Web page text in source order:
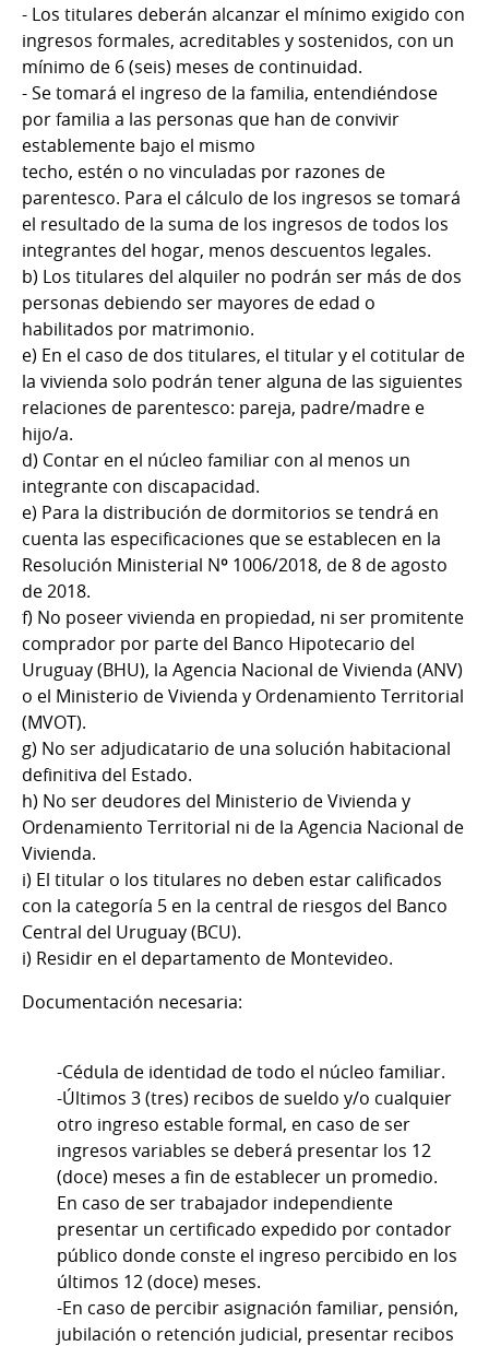
- Los titulares deberán alcanzar el mínimo exigido con
ingresos formales, acreditables y sostenidos, con un
mínimo de 6 (seis) meses de continuidad.
- Se tomará el ingreso de la familia, entendiéndose
por familia a las personas que han de convivir
establemente bajo el mismo
techo, estén o no vinculadas por razones de
parentesco. Para el cálculo de los ingresos se tomará
el resultado de la suma de los ingresos de todos los
integrantes del hogar, menos descuentos legales.
b) Los titulares del alquiler no podrán ser más de dos
personas debiendo ser mayores de edad o
habilitados por matrimonio.
e) En el caso de dos titulares, el titular y el cotitular de
la vivienda solo podrán tener alguna de las siguientes
relaciones de parentesco: pareja, padre/madre e
hijo/a.
d) Contar en el núcleo familiar con al menos un
integrante con discapacidad.
e) Para la distribución de dormitorios se tendrá en
cuenta las especificaciones que se establecen en la
Resolución Ministerial Nº 1006/2018, de 8 de agosto
de 2018.
f) No poseer vivienda en propiedad, ni ser promitente
comprador por parte del Banco Hipotecario del
Uruguay (BHU), la Agencia Nacional de Vivienda (ANV)
o el Ministerio de Vivienda y Ordenamiento Territorial
(MVOT).
g) No ser adjudicatario de una solución habitacional
definitiva del Estado.
h) No ser deudores del Ministerio de Vivienda y
Ordenamiento Territorial ni de la Agencia Nacional de
Vivienda.
i) El titular o los titulares no deben estar calificados
con la categoría 5 en la central de riesgos del Banco
Central del Uruguay (BCU).
i) Residir en el departamento de Montevideo.
Documentación necesaria:
-Cédula de identidad de todo el núcleo familiar.
-Últimos 3 (tres) recibos de sueldo y/o cualquier
otro ingreso estable formal, en caso de ser
ingresos variables se deberá presentar los 12
(doce) meses a fin de establecer un promedio.
En caso de ser trabajador independiente
presentar un certificado expedido por contador
público donde conste el ingreso percibido en los
últimos 12 (doce) meses.
-En caso de percibir asignación familiar, pensión,
jubilación o retención judicial, presentar recibos